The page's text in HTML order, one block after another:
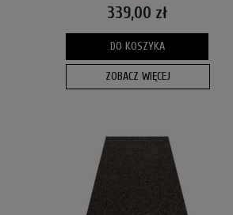
339,00 zł
DO KOSZYKA
ZOBACZ WIĘCEJ